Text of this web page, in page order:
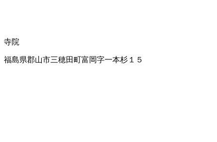
寺院
福島県郡山市三穂田町富岡字一本杉１５